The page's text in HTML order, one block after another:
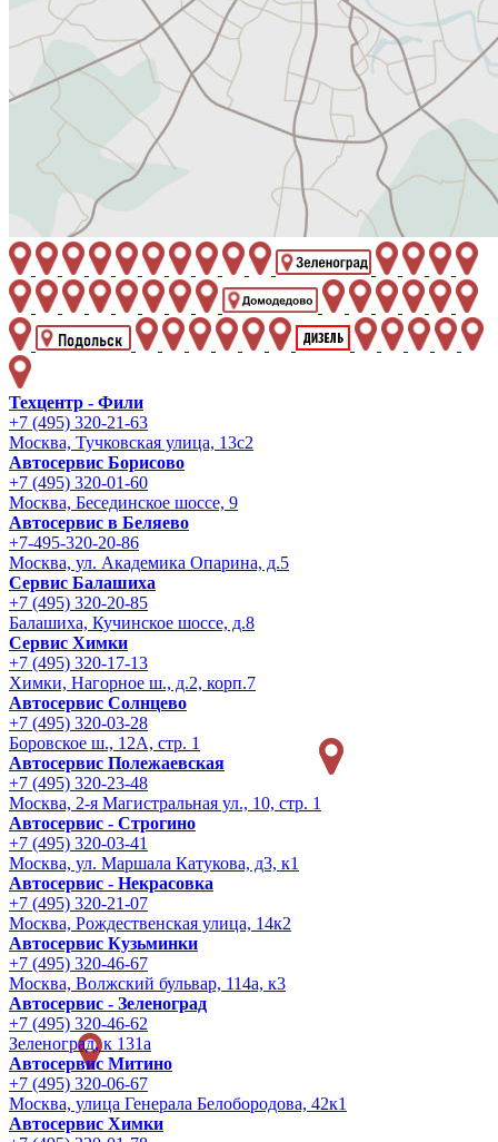
Техцентр - Фили
+7 (495) 320-21-63
Москва, Тучковская улица, 13с2
Автосервис Борисово
+7 (495) 320-01-60
Москва, Бесединское шоссе, 9
Автосервис в Беляево
+7-495-320-20-86
Москва, ул. Академика Опарина, д.5
Сервис Балашиха
+7 (495) 320-20-85
Балашиха, Кучинское шоссе, д.8
Сервис Химки
+7 (495) 320-17-13
Химки, Нагорное ш., д.2, корп.7
Автосервис Солнцево
+7 (495) 320-03-28
Боровское ш., 12А, стр. 1
Автосервис Полежаевская
+7 (495) 320-23-48
Москва, 2-я Магистральная ул., 10, стр. 1
Автосервис - Строгино
+7 (495) 320-03-41
Москва, ул. Маршала Катукова, д3, к1
Автосервис - Некрасовка
+7 (495) 320-21-07
Москва, Рождественская улица, 14к2
Автосервис Кузьминки
+7 (495) 320-46-67
Москва, Волжский бульвар, 114а, к3
Автосервис - Зеленоград
+7 (495) 320-46-62
Зеленоград, к 131а
Автосервис Митино
+7 (495) 320-06-67
Москва, улица Генерала Белобородова, 42к1
Автосервис Химки